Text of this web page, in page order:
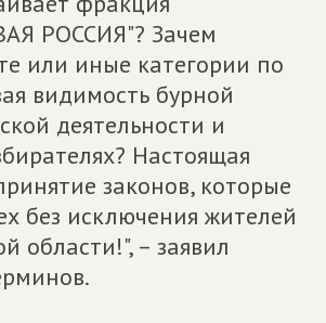
РОССИЯ"? Зачем
или иные категории по
видимость бурной
деятельности и
Настоящая
законов, которые
без исключения жителей
области!", – заявил